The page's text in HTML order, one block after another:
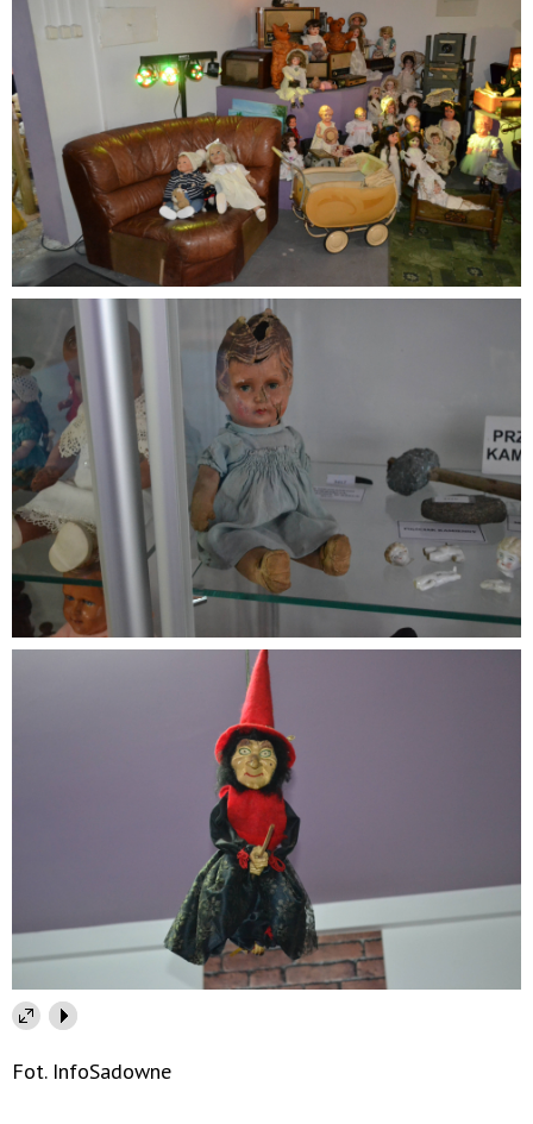
Fot. InfoSadowne